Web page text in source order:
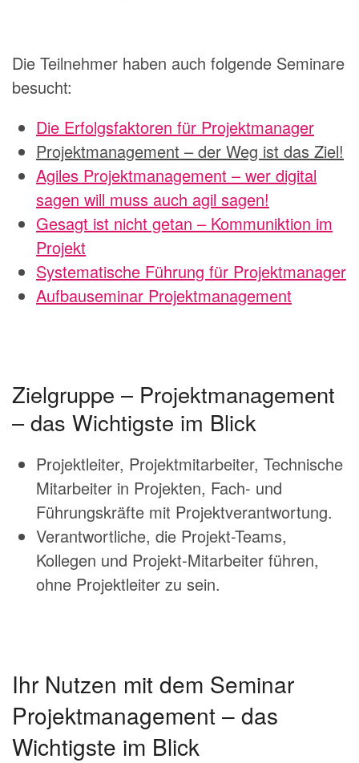
Die Teilnehmer haben auch folgende Seminare
besucht:
Die Erfolgsfaktoren für Projektmanager
Projektmanagement – der Weg ist das Ziel!
Agiles Projektmanagement – wer digital
sagen will muss auch agil sagen!
Gesagt ist nicht getan – Kommuniktion im
Projekt
Systematische Führung für Projektmanager
Aufbauseminar Projektmanagement
Zielgruppe – Projektmanagement
– das Wichtigste im Blick
Projektleiter, Projektmitarbeiter, Technische
Mitarbeiter in Projekten, Fach- und
Führungskräfte mit Projektverantwortung.
Verantwortliche, die Projekt-Teams,
Kollegen und Projekt-Mitarbeiter führen,
ohne Projektleiter zu sein.
Ihr Nutzen mit dem Seminar
Projektmanagement – das
Wichtigste im Blick